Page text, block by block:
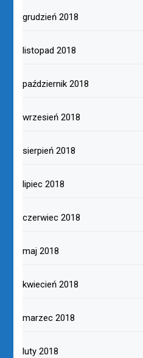
grudzień 2018
listopad 2018
październik 2018
wrzesień 2018
sierpień 2018
lipiec 2018
czerwiec 2018
maj 2018
kwiecień 2018
marzec 2018
luty 2018